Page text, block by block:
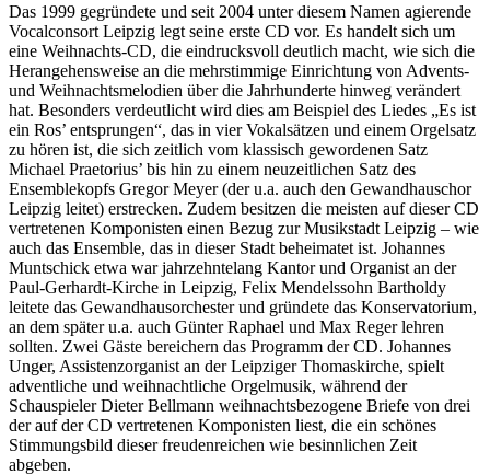
Das 1999 gegründete und seit 2004 unter diesem Namen agierende
Vocalconsort Leipzig legt seine erste CD vor. Es handelt sich um
eine Weihnachts-CD, die eindrucksvoll deutlich macht, wie sich die
Herangehensweise an die mehrstimmige Einrichtung von Advents-
und Weihnachtsmelodien über die Jahrhunderte hinweg verändert
hat. Besonders verdeutlicht wird dies am Beispiel des Liedes „Es ist
ein Ros’ entsprungen“, das in vier Vokalsätzen und einem Orgelsatz
zu hören ist, die sich zeitlich vom klassisch gewordenen Satz
Michael Praetorius’ bis hin zu einem neuzeitlichen Satz des
Ensemblekopfs Gregor Meyer (der u.a. auch den Gewandhauschor
Leipzig leitet) erstrecken. Zudem besitzen die meisten auf dieser CD
vertretenen Komponisten einen Bezug zur Musikstadt Leipzig – wie
auch das Ensemble, das in dieser Stadt beheimatet ist. Johannes
Muntschick etwa war jahrzehntelang Kantor und Organist an der
Paul-Gerhardt-Kirche in Leipzig, Felix Mendelssohn Bartholdy
leitete das Gewandhausorchester und gründete das Konservatorium,
an dem später u.a. auch Günter Raphael und Max Reger lehren
sollten. Zwei Gäste bereichern das Programm der CD. Johannes
Unger, Assistenzorganist an der Leipziger Thomaskirche, spielt
adventliche und weihnachtliche Orgelmusik, während der
Schauspieler Dieter Bellmann weihnachtsbezogene Briefe von drei
der auf der CD vertretenen Komponisten liest, die ein schönes
Stimmungsbild dieser freudenreichen wie besinnlichen Zeit
abgeben.